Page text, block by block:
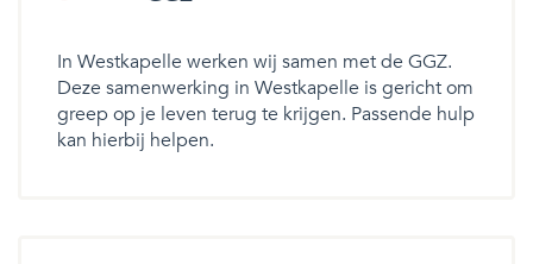
In Westkapelle werken wij samen met de GGZ.
Deze samenwerking in Westkapelle is gericht om
greep op je leven terug te krijgen. Passende hulp
kan hierbij helpen.